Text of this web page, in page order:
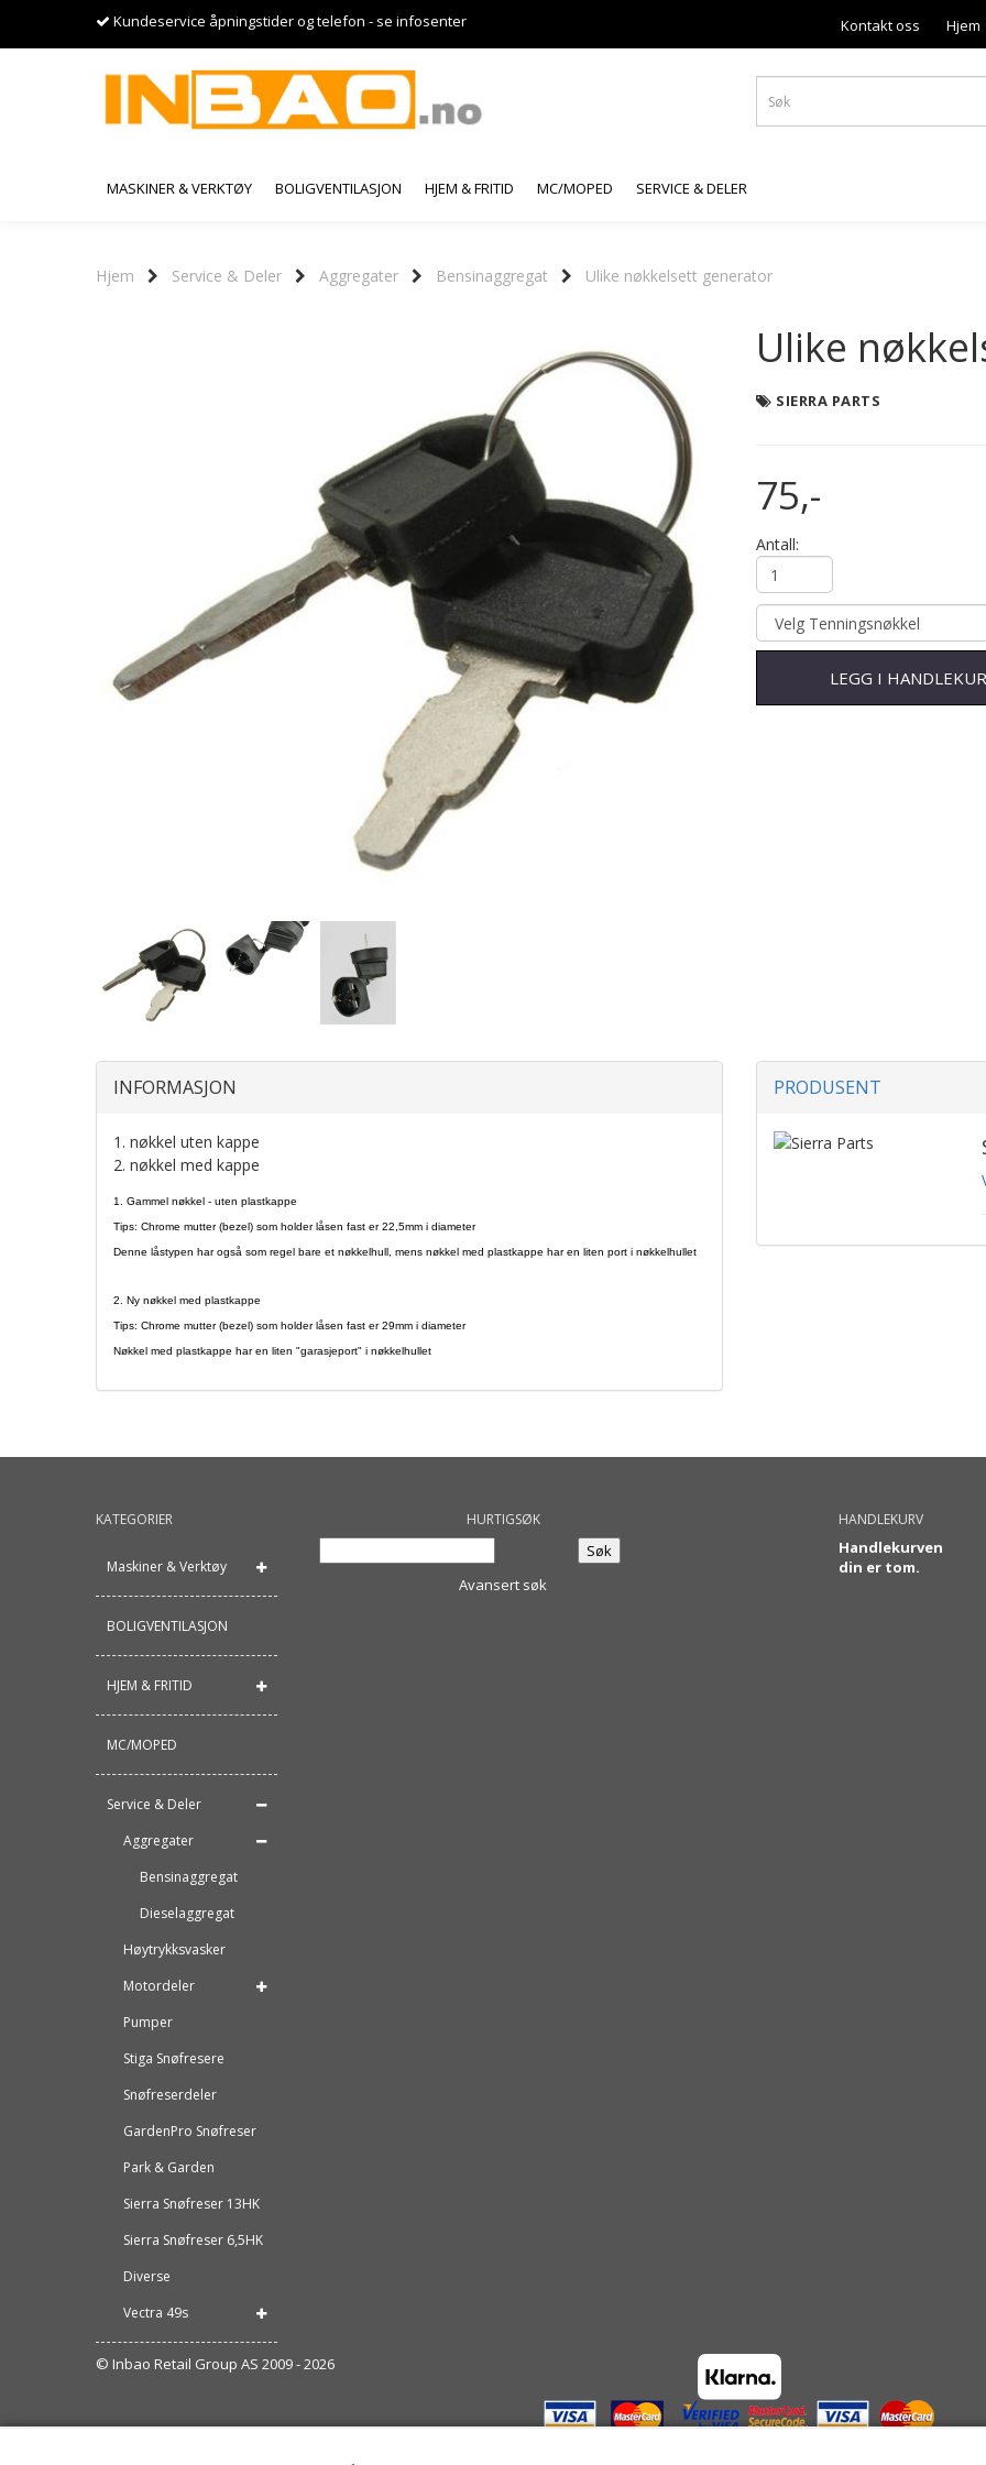
Kundeservice åpningstider og telefon - se infosenter Kontakt oss Hjem
MASKINER & VERKTØY BOLIGVENTILASJON HJEM & FRITID MC/MOPED SERVICE & DELER
Hjem Service & Deler Aggregater Bensinaggregat Ulike nøkkelsett generator
Ulike
SIERRA PARTS
75,-
Antall:
LEGG I
INFORMASJON
1. nøkkel uten kappe
2. nøkkel med kappe
1. Gammel nøkkel - uten plastkappe
Tips: Chrome mutter (bezel) som holder låsen fast er 22,5mm i diameter
Denne låstypen har også som regel bare et nøkkelhull, mens nøkkel med plastkappe har en liten port i nøkkelhullet
2. Ny nøkkel med plastkappe
Tips: Chrome mutter (bezel) som holder låsen fast er 29mm i diameter
Nøkkel med plastkappe har en liten "garasjeport" i nøkkelhullet
PRODUSENT
KATEGORIER
Maskiner & Verktøy
BOLIGVENTILASJON
HJEM & FRITID
MC/MOPED
Service & Deler
Aggregater
Bensinaggregat
Dieselaggregat
Høytrykksvasker
Motordeler
Pumper
Stiga Snøfresere
Snøfreserdeler
GardenPro Snøfreser
Park & Garden
Sierra Snøfreser 13HK
Sierra Snøfreser 6,5HK
Diverse
Vectra 49s
HURTIGSØK
Avansert søk
HANDLEKURV
Handlekurven
din er tom.
© Inbao Retail Group AS 2009 - 2026